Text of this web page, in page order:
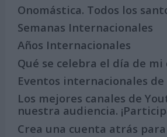
Onomástica. Todos los
Semanas Internacionales
Años Internacionales
Qué se celebra el día de mi
Eventos internacionales
Los mejores canales de
nuestra audiencia.
Crea una cuenta atrás